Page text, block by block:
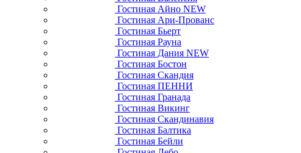
Гостиная Айно NEW
Гостиная Ари-Прованс
Гостиная Бьерт
Гостиная Рауна
Гостиная Дания NEW
Гостиная Бостон
Гостиная Скандия
Гостиная ПЕННИ
Гостиная Гранада
Гостиная Викинг
Гостиная Скандинавия
Гостиная Балтика
Гостиная Бейли